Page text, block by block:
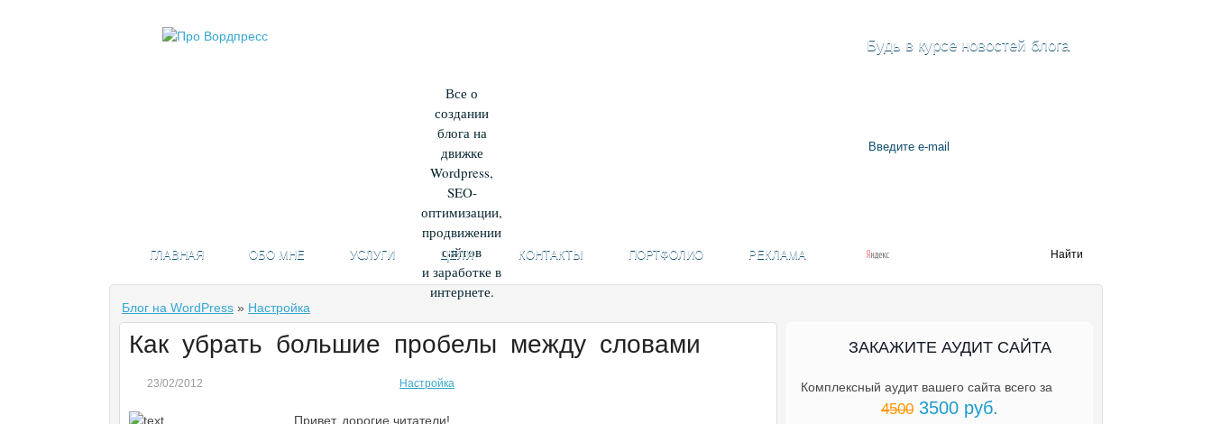
Все о
создании
блога на
движке
Wordpress,
SEO-
оптимизации,
продвижении
сайтов
и заработке в
интернете.
ГЛАВНАЯ ОБО МНЕ УСЛУГИ ЦЕЛИ КОНТАКТЫ ПОРТФОЛИО РЕКЛАМА
Будь в курсе новостей блога
Блог на WordPress » Настройка
Как убрать большие пробелы между словами
23/02/2012 Настройка
Привет, дорогие читатели!
ЗАКАЖИТЕ АУДИТ САЙТА
Комплексный аудит вашего сайта всего за
4500 3500 руб.